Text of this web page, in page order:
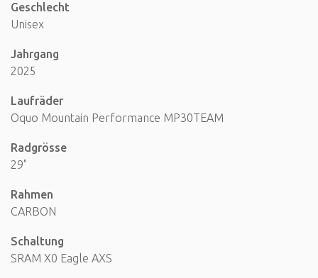
Geschlecht
Unisex
Jahrgang
2025
Laufräder
Oquo Mountain Performance MP30TEAM
Radgrösse
29"
Rahmen
CARBON
Schaltung
SRAM X0 Eagle AXS